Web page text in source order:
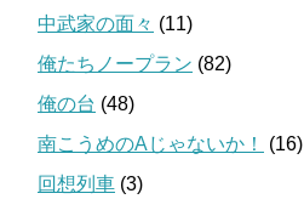
中武家の面々 (11)
俺たちノープラン (82)
俺の台 (48)
南こうめのAじゃないか！
(16)
回想列車 (3)